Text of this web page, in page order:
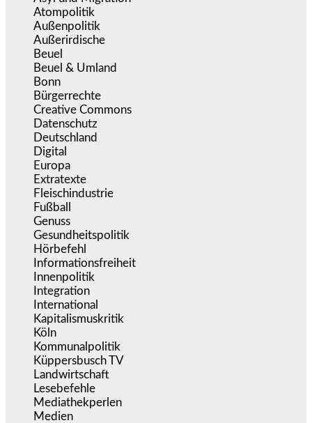
Atompolitik
Außenpolitik
Außerirdische
Beuel
Beuel & Umland
Bonn
Bürgerrechte
Creative Commons
Datenschutz
Deutschland
Digital
Europa
Extratexte
Fleischindustrie
Fußball
Genuss
Gesundheitspolitik
Hörbefehl
Informationsfreiheit
Innenpolitik
Integration
International
Kapitalismuskritik
Köln
Kommunalpolitik
Küppersbusch TV
Landwirtschaft
Lesebefehle
Mediathekperlen
Medien